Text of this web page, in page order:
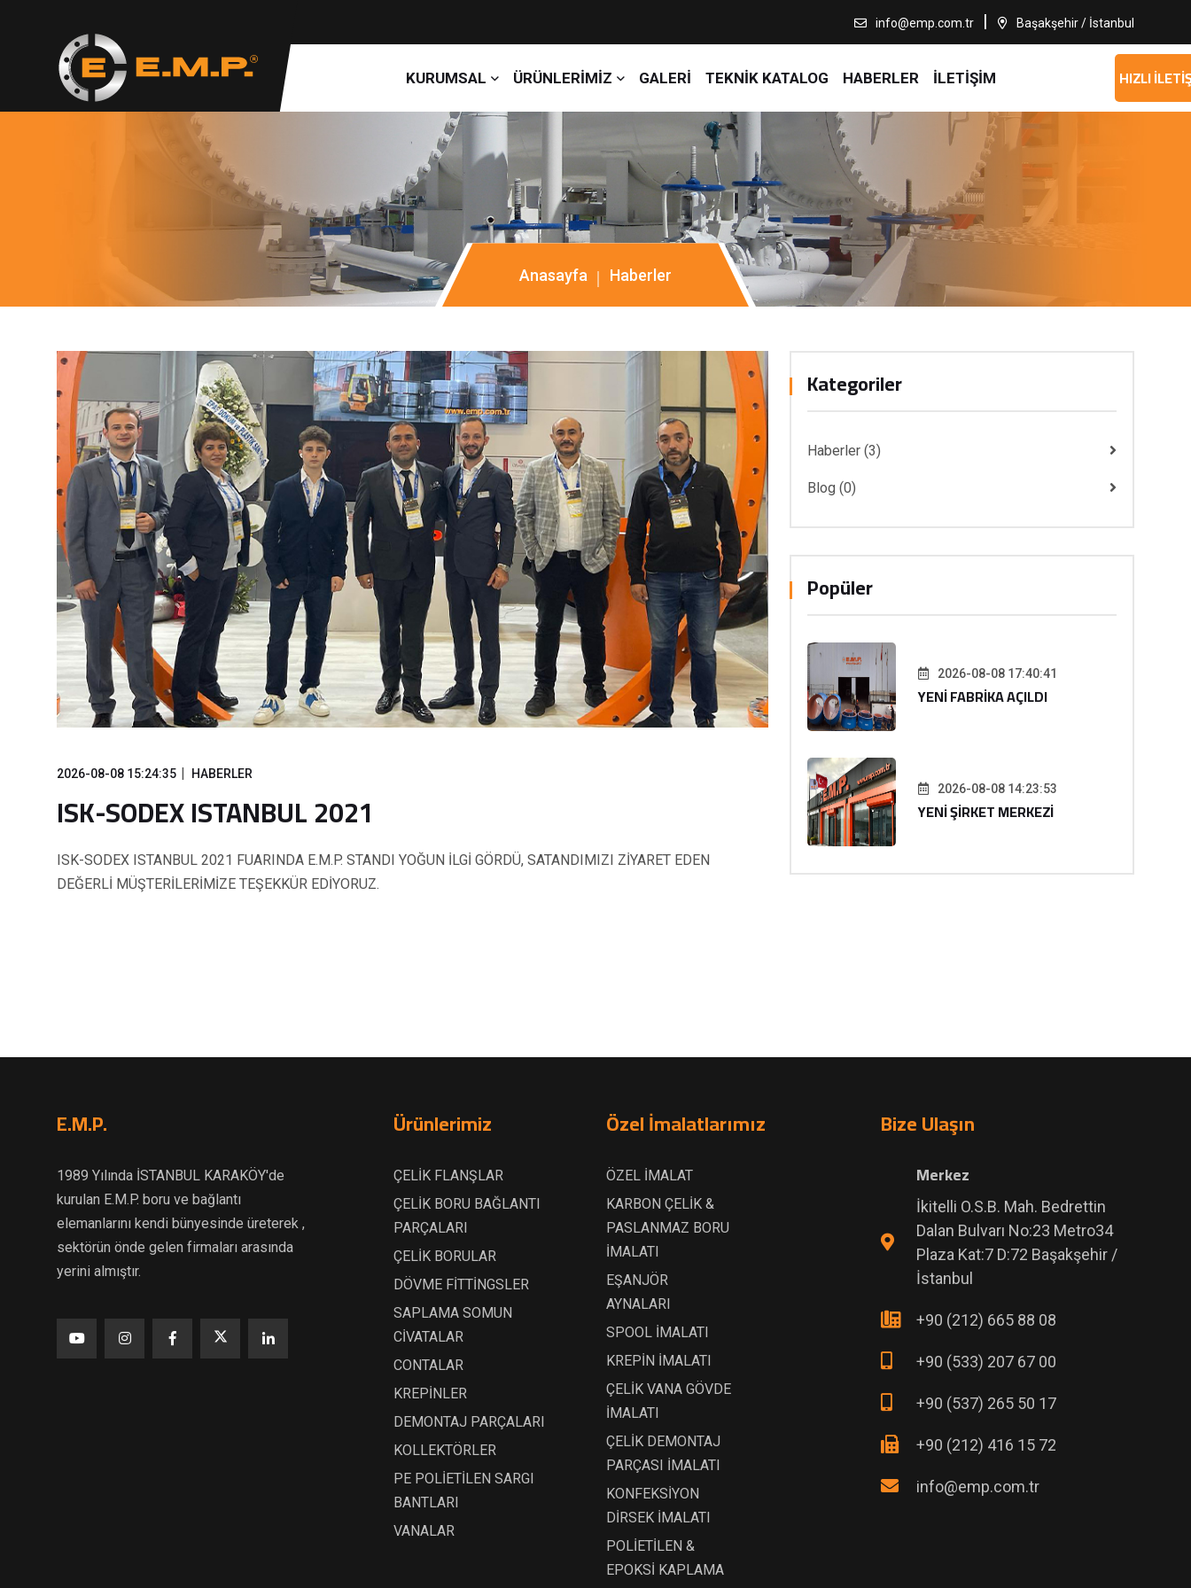
info@emp.com.tr Başakşehir / İstanbul
KURUMSAL ÜRÜNLERİMİZ GALERİ TEKNİK KATALOG HABERLER İLETİŞİM HIZLI
Anasayfa Haberler
2026-08-08 15:24:35 HABERLER
ISK-SODEX ISTANBUL 2021
ISK-SODEX ISTANBUL 2021 FUARINDA E.M.P. STANDI YOĞUN İLGİ GÖRDÜ, SATANDIMIZI ZİYARET EDEN
DEĞERLİ MÜŞTERİLERİMİZE TEŞEKKÜR EDİYORUZ.
Kategoriler
Haberler (3)
Blog (0)
Popüler
2026-08-08 17:40:41
YENİ FABRİKA AÇILDI
2026-08-08 14:23:53
YENİ ŞİRKET MERKEZİ
E.M.P.
1989 Yılında İSTANBUL KARAKÖY'de
kurulan E.M.P. boru ve bağlantı
elemanlarını kendi bünyesinde üreterek ,
sektörün önde gelen firmaları arasında
yerini almıştır.
Ürünlerimiz
ÇELİK FLANŞLAR
ÇELİK BORU BAĞLANTI
PARÇALARI
ÇELİK BORULAR
DÖVME FİTTİNGSLER
SAPLAMA SOMUN
CİVATALAR
CONTALAR
KREPİNLER
DEMONTAJ PARÇALARI
KOLLEKTÖRLER
PE POLİETİLEN SARGI
BANTLARI
VANALAR
Özel İmalatlarımız
ÖZEL İMALAT
KARBON ÇELİK &
PASLANMAZ BORU
İMALATI
EŞANJÖR
AYNALARI
SPOOL İMALATI
KREPİN İMALATI
ÇELİK VANA GÖVDE
İMALATI
ÇELİK DEMONTAJ
PARÇASI İMALATI
KONFEKSİYON
DİRSEK İMALATI
POLİETİLEN &
EPOKSİ KAPLAMA
Bize Ulaşın
Merkez
İkitelli O.S.B. Mah. Bedrettin
Dalan Bulvarı No:23 Metro34
Plaza Kat:7 D:72 Başakşehir /
İstanbul
+90 (212) 665 88 08
+90 (533) 207 67 00
+90 (537) 265 50 17
+90 (212) 416 15 72
info@emp.com.tr